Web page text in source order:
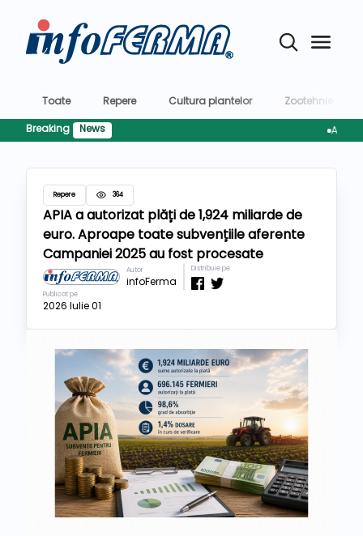
Toate Repere Cultura plantelor
Zootehnie
Breaking
News AFIR
Repere 364
APIA a autorizat plăți de 1,924 miliarde de
euro. Aproape toate subvențiile aferente
Campaniei 2025 au fost procesate
Autor
infoFerma
Distribuie pe
Publicat pe
2026 Iulie 01